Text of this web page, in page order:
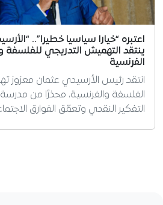
اعتبره “خيارا سياسيا خطيرا”..
ينتقد التهميش التدريجي للفلسفة
الفرنسية
انتقد رئيس الأرسيدي عثمان معزوز
الفلسفة والفرنسية، محذرًا من
التفكير النقدي وتعمّق الفوارق